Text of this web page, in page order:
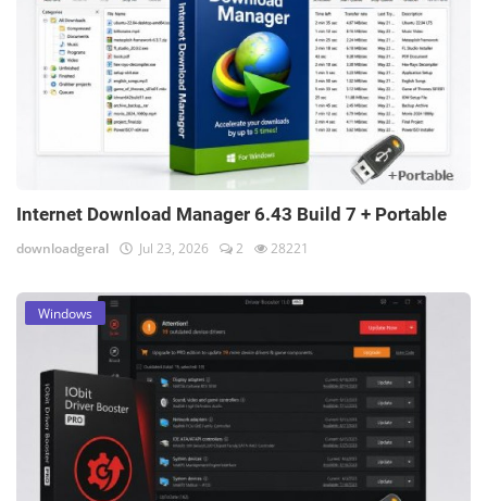
Internet Download Manager 6.43 Build 7 + Portable
downloadgeral Jul 23, 2026 2 28221
Windows